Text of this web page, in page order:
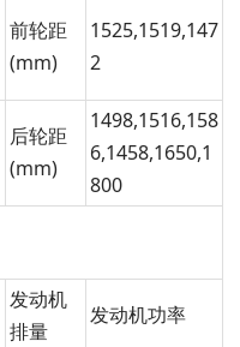
前轮距
(mm)
1525,1519,147
2
后轮距
(mm)
1498,1516,158
6,1458,1650,1
800
发动机
排量
发动机功率